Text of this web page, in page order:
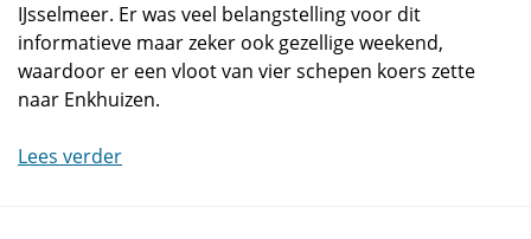
IJsselmeer. Er was veel belangstelling voor dit
informatieve maar zeker ook gezellige weekend,
waardoor er een vloot van vier schepen koers zette
naar Enkhuizen.
Lees verder